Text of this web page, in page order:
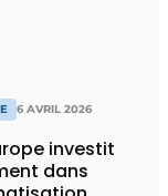
6 AVRIL 2026
investit
dans